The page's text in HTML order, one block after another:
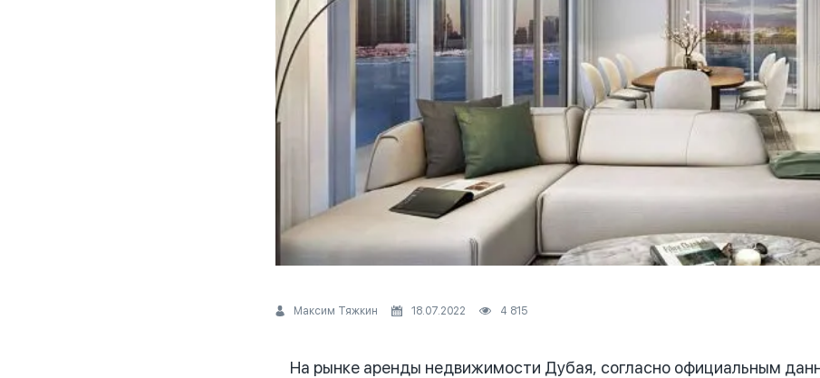
Максим Тяжкин 18.07.2022 4 815
На рынке аренды недвижимости Дубая, согласно официальным